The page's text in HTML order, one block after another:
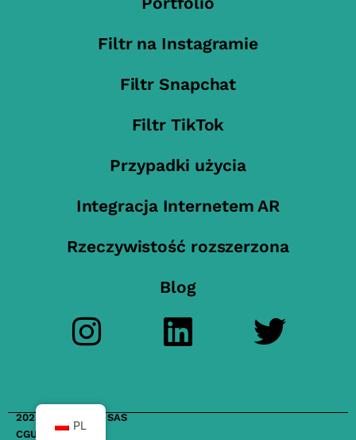
Filtr na Instagramie
Filtr Snapchat
Filtr TikTok
Przypadki użycia
Integracja Internetem AR
Rzeczywistość rozszerzona
Blog
2023 FilterMaker SAS
CGU
PL